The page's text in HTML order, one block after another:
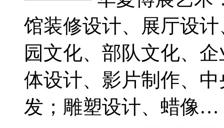
馆装修设计、展厅设
园文化、部队文化、
体设计、影片制作、
发；雕塑设计、蜡像…